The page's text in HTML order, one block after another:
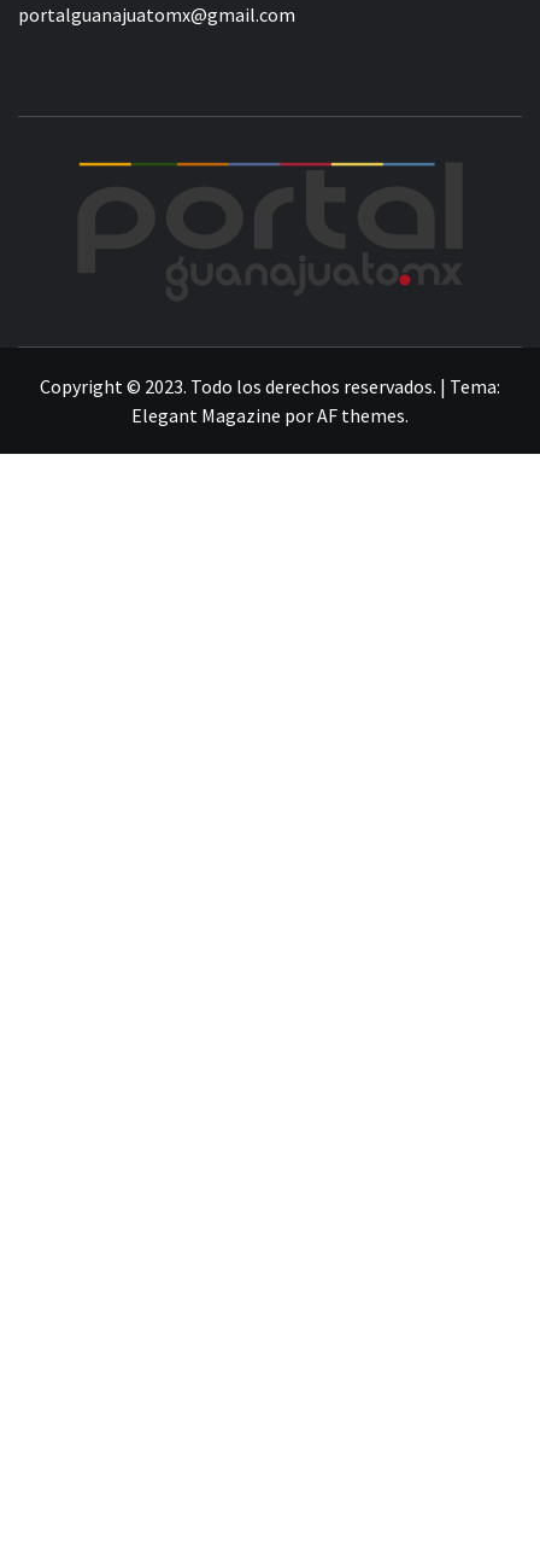
portalguanajuatomx@gmail.com
Copyright © 2023. Todo los derechos reservados. | Tema:
Elegant Magazine porAF themes.